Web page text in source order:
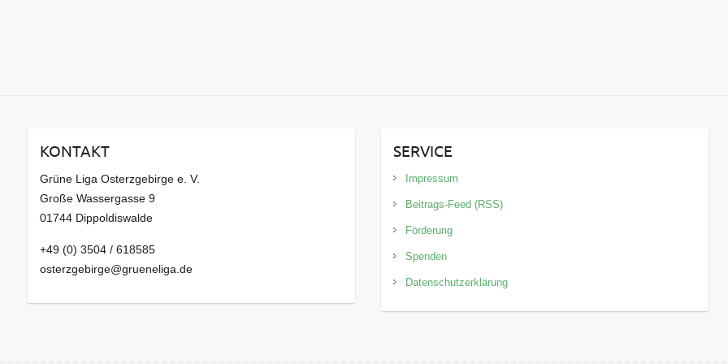
KONTAKT
Grüne Liga Osterzgebirge e. V.
Große Wassergasse 9
01744 Dippoldiswalde
+49 (0) 3504 / 618585
osterzgebirge@grueneliga.de
SERVICE
Impressum
Beitrags-Feed (RSS)
Förderung
Spenden
Datenschutzerklärung